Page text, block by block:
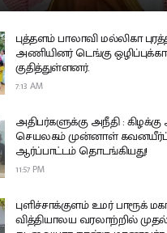
புத்தளம் பாலாவி மல்லிகா
அணியினர் டெங்கு
குதித்துள்ளனர்.
7:13 AM
அதிபர்களுக்கு அநீதி :
செயலகம் முன்னாள்
ஆர்ப்பாட்டம் தொடங்கியது!
11:57 PM
புளிச்சாக்குளம் உமர் பாரூக்
வித்தியாலய வரலாற்றில்